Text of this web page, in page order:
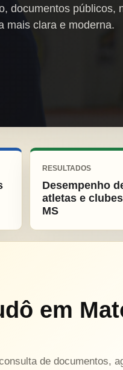
documentos públicos,
mais clara e moderna.
RESULTADOS
Desempenho
atletas e
MS
em
de documentos,